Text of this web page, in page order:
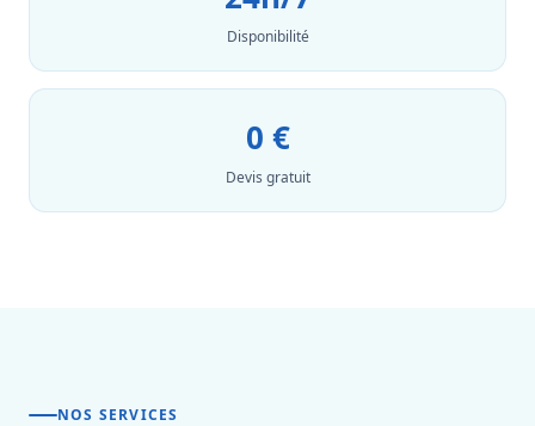
Disponibilité
0 €
Devis gratuit
NOS SERVICES